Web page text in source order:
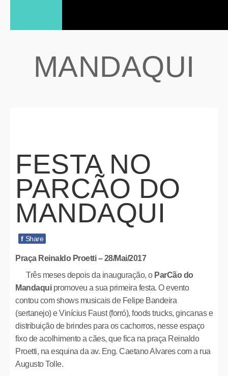
MANDAQUI
FESTA NO
PARCÃO DO
MANDAQUI
f Share
Praça Reinaldo Proetti – 28/Mai/2017
Três meses depois da inauguração, o ParCão do
Mandaquipromoveu a sua primeira festa. O evento
contou com shows musicais de Felipe Bandeira
(sertanejo) e Vinícius Faust (forró), foods trucks, gincanas e
distribuição de brindes para os cachorros, nesse espaço
fixo de acolhimento a cães, que fica na praça Reinaldo
Proetti, na esquina da av. Eng. Caetano Alvares com a rua
Augusto Tolle.